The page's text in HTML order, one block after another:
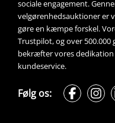
sociale engagement.
velgørenhedsauktioner er
gøre en kæmpe forskel.
Trustpilot, og over
bekræfter vores
kundeservice.
Følg os: